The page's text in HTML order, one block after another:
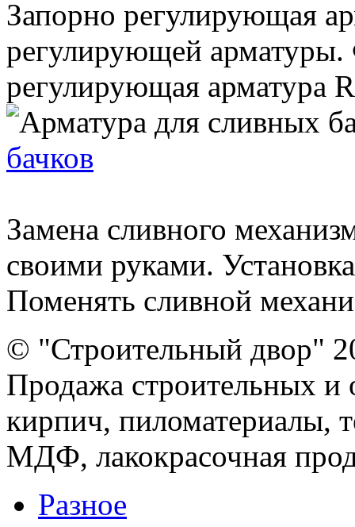
Запорно регулирующая
регулирующей
регулирующая арматура
бачков
Замена сливного
своими руками.
Поменять сливной
© "Строительный двор"
Продажа строительных и
кирпич, пиломатериалы,
МДФ, лакокрасочная
Разное